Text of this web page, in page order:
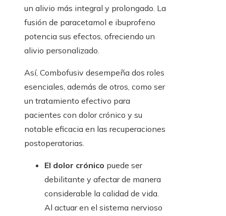
un alivio más integral y prolongado. La
fusión de paracetamol e ibuprofeno
potencia sus efectos, ofreciendo un
alivio personalizado.
Así, Combofusiv desempeña dos roles
esenciales, además de otros, como ser
un tratamiento efectivo para
pacientes con dolor crónico y su
notable eficacia en las recuperaciones
postoperatorias.
El dolor crónico puede ser
debilitante y afectar de manera
considerable la calidad de vida.
Al actuar en el sistema nervioso